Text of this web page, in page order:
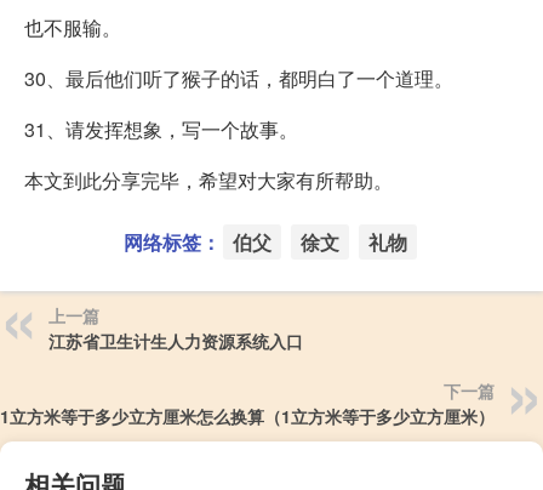
也不服输。
30、最后他们听了猴子的话，都明白了一个道理。
31、请发挥想象，写一个故事。
本文到此分享完毕，希望对大家有所帮助。
网络标签： 伯父 徐文 礼物
上一篇
江苏省卫生计生人力资源系统入口
下一篇
1立方米等于多少立方厘米怎么换算（1立方米等于多少立方厘米）